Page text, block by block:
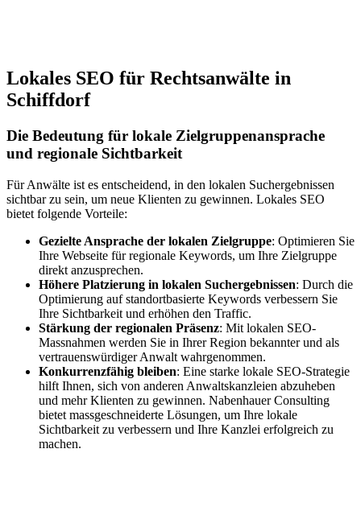
Lokales SEO für Rechtsanwälte in
Schiffdorf
Die Bedeutung für lokale Zielgruppenansprache
und regionale Sichtbarkeit
Für Anwälte ist es entscheidend, in den lokalen Suchergebnissen
sichtbar zu sein, um neue Klienten zu gewinnen. Lokales SEO
bietet folgende Vorteile:
Gezielte Ansprache der lokalen Zielgruppe: Optimieren Sie
Ihre Webseite für regionale Keywords, um Ihre Zielgruppe
direkt anzusprechen.
Höhere Platzierung in lokalen Suchergebnissen: Durch die
Optimierung auf standortbasierte Keywords verbessern Sie
Ihre Sichtbarkeit und erhöhen den Traffic.
Stärkung der regionalen Präsenz: Mit lokalen SEO-
Massnahmen werden Sie in Ihrer Region bekannter und als
vertrauenswürdiger Anwalt wahrgenommen.
Konkurrenzfähig bleiben: Eine starke lokale SEO-Strategie
hilft Ihnen, sich von anderen Anwaltskanzleien abzuheben
und mehr Klienten zu gewinnen. Nabenhauer Consulting
bietet massgeschneiderte Lösungen, um Ihre lokale
Sichtbarkeit zu verbessern und Ihre Kanzlei erfolgreich zu
machen.